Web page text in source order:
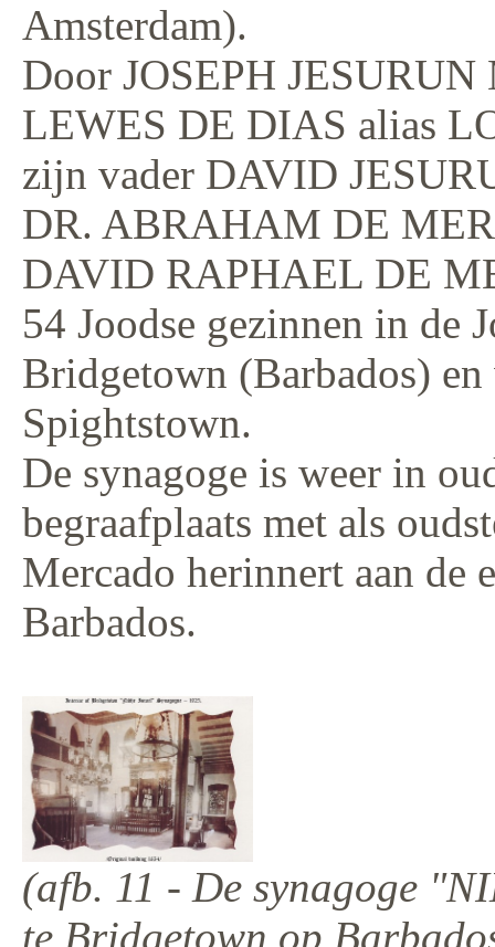
Amsterdam).
Door JOSEPH
LEWES DE DIAS alias
zijn vader DAVID
DR. ABRAHAM DE
DAVID RAPHAEL DE
54 Joodse gezinnen in de
Bridgetown (Barbados) en
Spightstown.
De synagoge is weer in
begraafplaats met als
Mercado herinnert aan de
Barbados.
(afb. 11 - De synagoge
te Bridgetown op